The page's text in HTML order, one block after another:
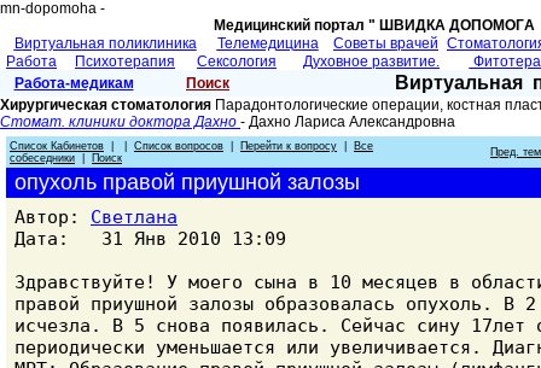
mn-dopomoha -
Медицинский портал " ШВИДКА
Виртуальная поликлиника
Телемедицина Советы врачей
Работа
Психотерапия Сексология Духовное развитие.
Работа-медикам
Поиск Виртуальная
Хирургическая стоматология Парадонтологические операции, костная
Стомат. клиники доктора Дахно - Дахно Лариса Александровна
Список Кабинетов Список вопросов Перейти к вопросу
Все
собеседники
Поиск Пред.
опухоль правой приушной залозы
Автор: Светлана
Дата: 31 Янв 2010 13:09
Здравствуйте! У моего сына в 10 месяцев в
правой приушной залозы образовалась опухоль. В
исчезла. В 5 снова появилась. Сейчас сину 17лет
периодически уменьшается или увеличивается.